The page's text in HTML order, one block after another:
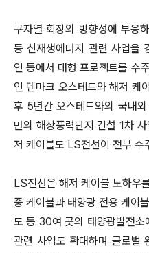
구자열 회장의 방향성에 부응
등 신재생에너지 관련 사업을
인 등에서 대형 프로젝트를 수
인 덴마크 오스테드와 해저 케
후 5년간 오스테드와의 국내
만의 해상풍력단지 건설 1차
저 케이블도 LS전선이 전부 수
LS전선은 해저 케이블 노하우
중 케이블과 태양광 전용 케이
도 등 30여 곳의 태양광발전소
관련 사업도 확대하며 글로벌